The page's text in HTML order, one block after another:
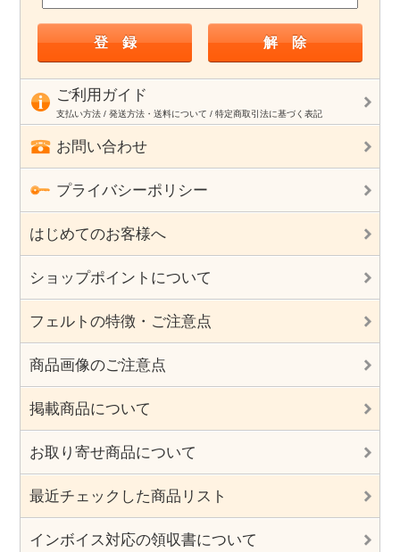
ご利用ガイド
支払い方法 / 発送方法・送料について / 特定商取引法に基づく表記
お問い合わせ
プライバシーポリシー
はじめてのお客様へ
ショップポイントについて
フェルトの特徴・ご注意点
商品画像のご注意点
掲載商品について
お取り寄せ商品について
最近チェックした商品リスト
インボイス対応の領収書について